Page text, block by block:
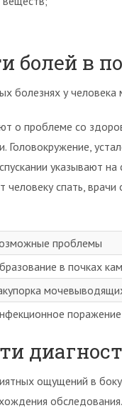
болей в
болезнях у человека
о проблеме со
Головокружение,
указывают
спать,
проблемы
в почках
ощущений в